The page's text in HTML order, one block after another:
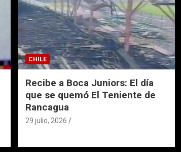
CHILE
Recibe a Boca Juniors: El día
que se quemó El Teniente de
Rancagua
29 julio, 2026